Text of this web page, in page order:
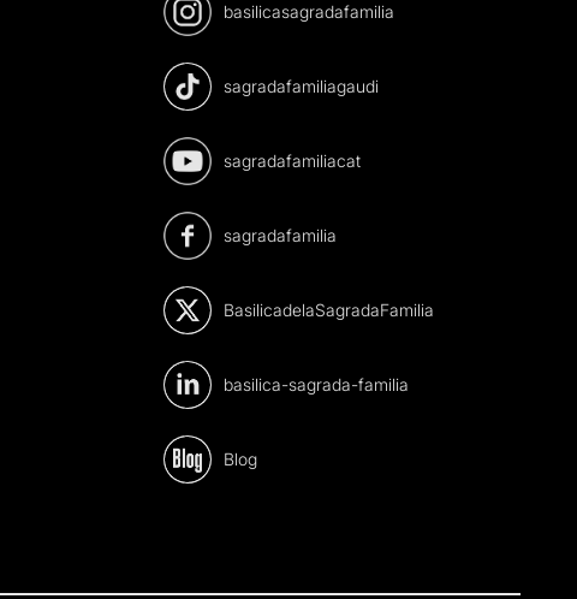
basilicasagradafamilia
sagradafamiliagaudi
sagradafamiliacat
sagradafamilia
BasilicadelaSagradaFamilia
basilica-sagrada-familia
Blog